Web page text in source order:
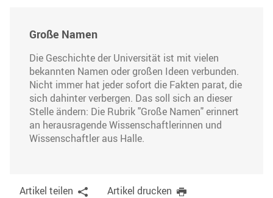
Große Namen
Die Geschichte der Universität ist mit vielen
bekannten Namen oder großen Ideen verbunden.
Nicht immer hat jeder sofort die Fakten parat, die
sich dahinter verbergen. Das soll sich an dieser
Stelle ändern: Die Rubrik "Große Namen" erinnert
an herausragende Wissenschaftlerinnen und
Wissenschaftler aus Halle.
Artikel teilen Artikel drucken